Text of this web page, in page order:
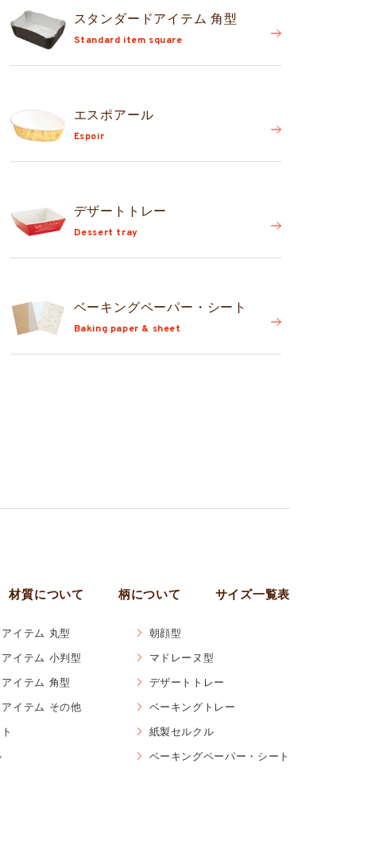
スタンダードアイテム 角型
Standard item square
エスポアール
Espoir
デザートトレー
Dessert tray
ベーキングペーパー・シート
Baking paper & sheet
材質について 柄について サイズ一覧表
イテム 丸型
イテム 小判型
イテム 角型
イテム その他
朝顔型
マドレーヌ型
デザートトレー
ベーキングトレー
紙製セルクル
ベーキングペーパー・シート